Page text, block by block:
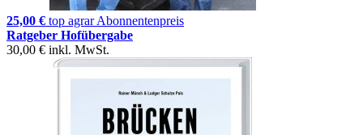
25,00 € top agrar Abonnentenpreis
Ratgeber Hofübergabe
30,00 € inkl. MwSt.